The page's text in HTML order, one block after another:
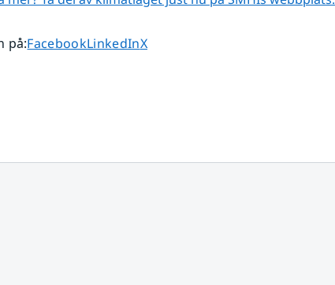
på:Dela sidan på
FacebookDela sidan på
LinkedInDela sidan på
X